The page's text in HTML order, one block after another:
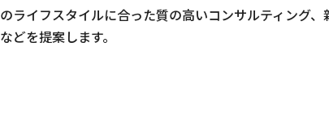
ライフスタイルに合った質の高いコンサルティング、
どを提案します。